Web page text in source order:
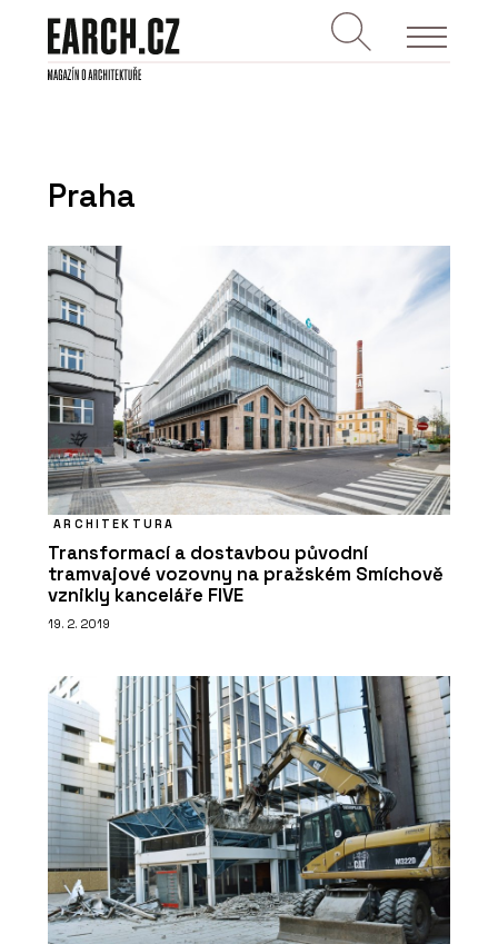
Praha
ARCHITEKTURA
Transformací a dostavbou původní
tramvajové vozovny na pražském Smíchově
vznikly kanceláře FIVE
19. 2. 2019